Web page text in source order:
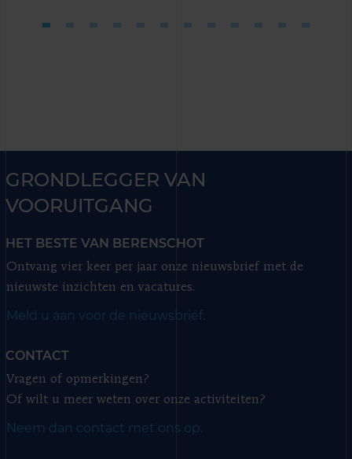
GRONDLEGGER VAN
VOORUITGANG
HET BESTE VAN BERENSCHOT
Ontvang vier keer per jaar onze nieuwsbrief met de
nieuwste inzichten en vacatures.
Meld u aan voor de nieuwsbrief.
CONTACT
Vragen of opmerkingen?
Of wilt u meer weten over onze activiteiten?
Neem dan contact met ons op.